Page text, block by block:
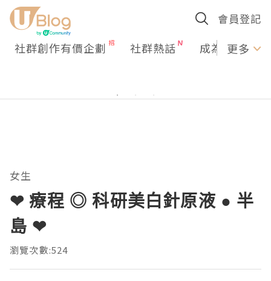
會員登記
社群創作有價企劃 社群熱話 成為U更多
女生
❤ 療程 ◎ 科研美白針原液 ● 半
島 ❤
瀏覽次數:524